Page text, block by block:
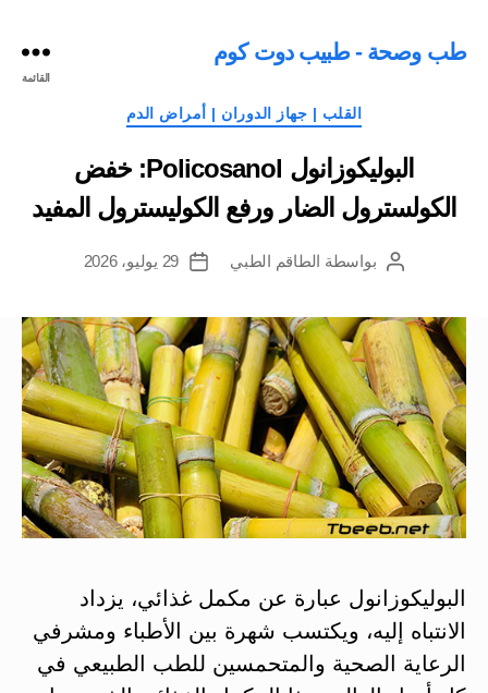
طب وصحة - طبيب دوت كوم
القائمة
التصنيفات
القلب | جهاز الدوران | أمراض الدم
البوليكوزانول Policosanol: خفض
الكولسترول الضار ورفع الكوليسترول المفيد
كاتببواسطة الطاقم الطبي
تاريخ
29 يوليو، 2026
البوليكوزانول عبارة عن مكمل غذائي، يزداد
الانتباه إليه، ويكتسب شهرة بين الأطباء ومشرفي
الرعاية الصحية والمتحمسين للطب الطبيعي في